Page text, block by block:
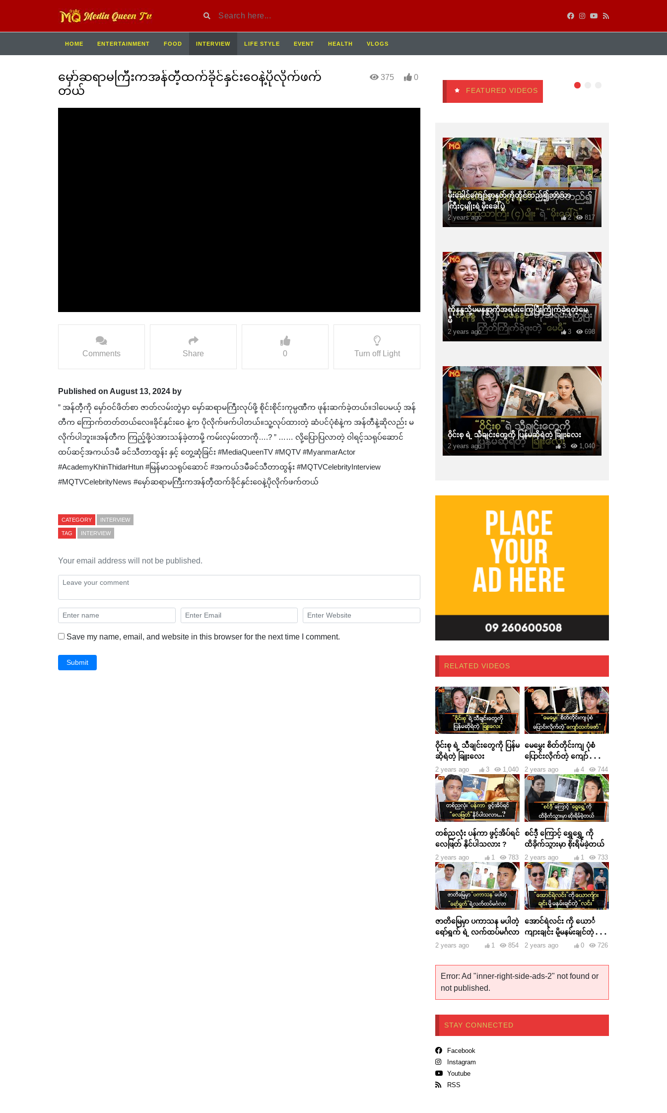
HOME ENTERTAINMENT FOOD INTERVIEW LIFE STYLE EVENT HEALTH VLOGS
မှော်ဆရာမကြီးကအန်တီ့ထက်ခိုင်နှင်းဝေနဲ့ပိုလိုက်ဖက်
တယ်
375 0
Comments Share 0 Turn off Light
Published on August 13, 2024 by
” အန်တီ့ကို မှော်ဝင်ဖိတ်စာ ဇာတ်လမ်းတွဲမှာ မှော်ဆရာမကြီးလုပ်ဖို့ စိုင်းစိုင်းကုမ္ပဏီက ဖုန်းဆက်ခဲ့တယ်။ဒါပေမယ့် အန်
တီက ကြောက်တတ်တယ်လေ။ခိုင်နှင်းဝေ နဲ့က ပိုလိုက်ဖက်ပါတယ်။သူ့လုပ်ထားတဲ့ ဆံပင်ပုံစံနဲ့က အန်တီနဲ့ဆိုလည်း မ
လိုက်ပါဘူး။အန်တီက ကြည့်ဖို့ပဲအားသန်ခဲ့တာမို့ ကမ်းလှမ်းတာကို….? ” …… လို့ပြောပြလာတဲ့ ဝါရင့်သရုပ်ဆောင်
ထပ်ဆင့်အကယ်ဒမီ ခင်သီတာထွန်း နှင့် တွေ့ဆုံခြင်း #MediaQueenTV #MQTV #MyanmarActor
#AcademyKhinThidarHtun #မြန်မာသရုပ်ဆောင် #အကယ်ဒမီခင်သီတာထွန်း #MQTVCelebrityInterview
#MQTVCelebrityNews #မှော်ဆရာမကြီးကအန်တီ့ထက်ခိုင်နှင်းဝေနဲ့ပိုလိုက်ဖက်တယ်
CATEGORY INTERVIEW
TAG INTERVIEW
Your email address will not be published.
Save my name, email, and website in this browser for the next time I comment.
Submit
FEATURED VIDEOS
မိုးခေါင်ကျော်စွာနတ်ကိုတိုင်တည်၍ဘာသာ
ကြီး၄မျိုးရဲ့မိုးခေါ်ပွဲ
2 years ago 817
2
ကိုနန္ဒသို့မမနန္ဒာကိုအရမ်းကြွေပြီးကြိုက်ခဲ့ရတဲ့မေ
မီ
2 years ago 698
3
ဝိုင်းစု ရဲ့ သီချင်းတွေကို ပြန်မဆိုရဲတဲ့ ခြူးလေး
2 years ago 1,040
3
RELATED VIDEOS
ဝိုင်းစု ရဲ့ သီချင်းတွေကို ပြန်မ
ဆိုရဲတဲ့ ခြူးလေး
2 years ago 1,040
3
မေမွှေး စိတ်တိုင်းကျ ပုံစံ
ပြောင်းလိုက်တဲ့ ကျော်ထက်
ဇော်
2 years ago 744
4
တစ်ညလုံး ပန်ကာ ဖွင့်အိပ်ရင်
လေဖြတ် နိုင်ပါသလား ?
2 years ago 783
1
စင်ဒီ့ ကြောင့် ရွှေရွှေ့ ကို
ထိခိုက်သွားမှာ စိုးရိမ်ခဲ့တယ်
2 years ago 733
1
ဇာတိမြေမှာ ပကာသန မပါတဲ့
ရော်ရွက် ရဲ့ လက်ထပ်မင်္ဂလာ
2 years ago 854
1
အောင်ရဲလင်း ကို ယောင်္
ကျားချင်း မို့မနမ်းချင်တဲ့
လင်း
2 years ago 726
0
Error: Ad "inner-right-side-ads-2" not found or
not published.
STAY CONNECTED
Facebook
Instagram
Youtube
RSS